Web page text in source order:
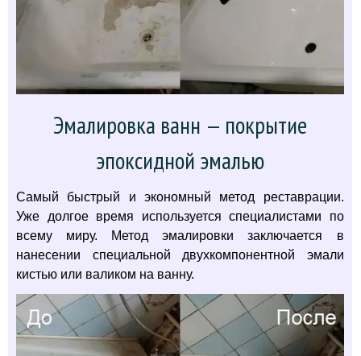
Эмалировка ванн — покрытие
эпоксидной эмалью
Самый быстрый и экономный метод реставрации.
Уже долгое время используется специалистами по
всему миру. Метод эмалировки заключается в
нанесении специальной двухкомпонентной эмали
кистью или валиком на ванну.